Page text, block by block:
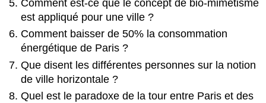
Comment est-ce que le concept de bio-mimétisme
est appliqué pour une ville ?
Comment baisser de 50% la consommation
énergétique de Paris ?
Que disent les différentes personnes sur la notion
de ville horizontale ?
Quel est le paradoxe de la tour entre Paris et des